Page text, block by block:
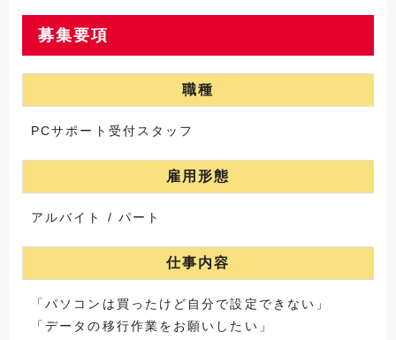
募集要項
職種
PCサポート受付スタッフ
雇用形態
アルバイト / パート
仕事内容
「パソコンは買ったけど自分で設定できない」
「データの移行作業をお願いしたい」